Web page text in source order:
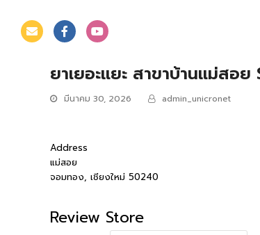
ยาเยอะแยะ สาขาบ้านแม่สอย
มีนาคม 30, 2026 admin_unicronet
Address
แม่สอย
จอมทอง, เชียงใหม่ 50240
Review Store